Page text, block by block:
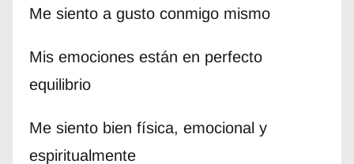
Me siento a gusto conmigo mismo
Mis emociones están en perfecto
equilibrio
Me siento bien física, emocional y
espiritualmente